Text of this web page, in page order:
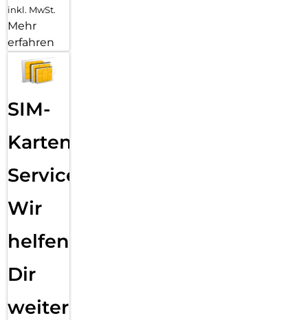
inkl. MwSt.
Mehr
erfahren
SIM-
Karten
Service:
Wir
helfen
Dir
weiter